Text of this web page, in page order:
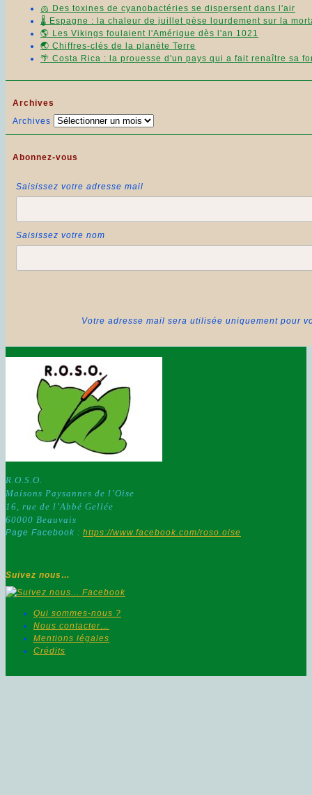
🫁 Des toxines de cyanobactéries se dispersent dans l'air
🌡️ Espagne : la chaleur de juillet pèse lourdement sur la
🌎 Les Vikings foulaient l'Amérique dès l'an 1021
🌏 Chiffres-clés de la planète Terre
🌴 Costa Rica : la prouesse d'un pays qui a fait renaître sa
Archives
Archives
Abonnez-vous
Saisissez votre adresse mail
Saisissez votre nom
Votre adresse mail sera utilisée uniquement pour
R.O.S.O.
Maisons Paysannes de l’Oise
16, rue de l’Abbé Gellée
60000 Beauvais
Page Facebook : https://www.facebook.com/roso.oise
Suivez nous…
Qui sommes-nous ?
Nous contacter…
Mentions légales
Crédits